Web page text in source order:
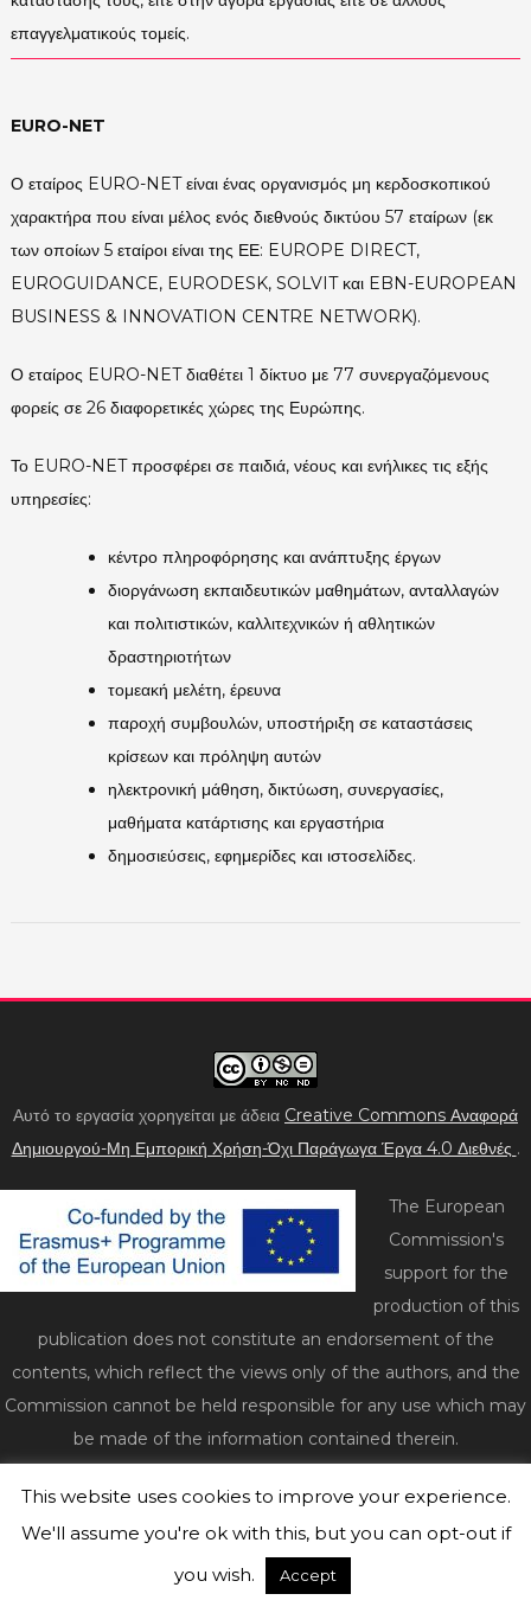
επαγγελματικούς τομείς.
EURO-NET
Ο εταίρος EURO-NET είναι ένας οργανισμός μη κερδοσκοπικού
χαρακτήρα που είναι μέλος ενός διεθνούς δικτύου 57 εταίρων (εκ
των οποίων 5 εταίροι είναι της ΕΕ: ​​EUROPE DIRECT,
EUROGUIDANCE, EURODESK, SOLVIT και EBN-EUROPEAN
BUSINESS & INNOVATION CENTRE NETWORK).
Ο εταίρος EURO-NET διαθέτει 1 δίκτυο με 77 συνεργαζόμενους
φορείς σε 26 διαφορετικές χώρες της Ευρώπης.
Το EURO-NET προσφέρει σε παιδιά, νέους και ενήλικες τις εξής
υπηρεσίες:
κέντρο πληροφόρησης και ανάπτυξης έργων
διοργάνωση εκπαιδευτικών μαθημάτων, ανταλλαγών
και πολιτιστικών, καλλιτεχνικών ή αθλητικών
δραστηριοτήτων
τομεακή μελέτη, έρευνα
παροχή συμβουλών, υποστήριξη σε καταστάσεις
κρίσεων και πρόληψη αυτών
ηλεκτρονική μάθηση, δικτύωση, συνεργασίες,
μαθήματα κατάρτισης και εργαστήρια
δημοσιεύσεις, εφημερίδες και ιστοσελίδες.
Αυτό το εργασία χορηγείται με άδεια Creative Commons Αναφορά
Δημιουργού-Μη Εμπορική Χρήση-Όχι Παράγωγα Έργα 4.0 Διεθνές .
The European
Commission's
support for the
production of this
publication does not constitute an endorsement of the
contents, which reflect the views only of the authors, and the
Commission cannot be held responsible for any use which may
be made of the information contained therein.
© 2026 act2impact.eu |WordPress Theme: Freddoby
CrestaProject.
This website uses cookies to improve your experience.
We'll assume you're ok with this, but you can opt-out if
you wish.
Accept